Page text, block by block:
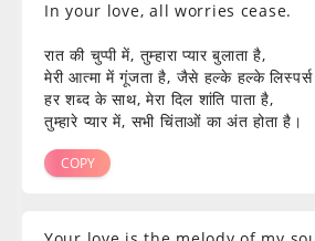
In your love, all worries cease.
रात की चुप्पी में, तुम्हारा प्यार बुलाता है,
मेरी आत्मा में गूंजता है, जैसे हल्के हल्के
हर शब्द के साथ, मेरा दिल शांति पाता है,
तुम्हारे प्यार में, सभी चिंताओं का अंत होता है।
COPY